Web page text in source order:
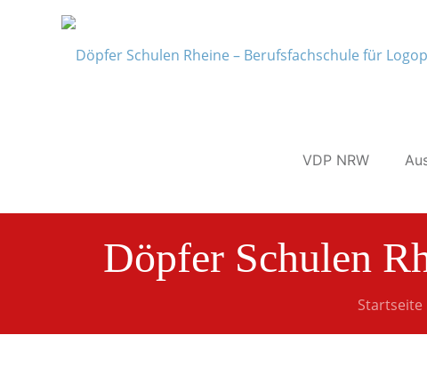
VDP NRW
Döpfer Schulen
Startseite